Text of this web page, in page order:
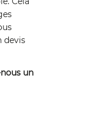
devis
un